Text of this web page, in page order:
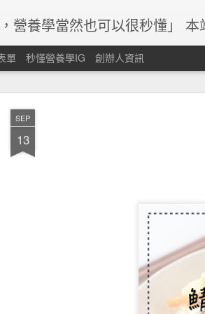
SEP
13
，營養學當然也可以很秒懂」
單 秒懂營養學IG 創辦人資訊